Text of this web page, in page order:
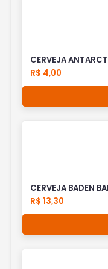
CERVEJA
R$ 4,00
CERVEJA BADEN
R$ 13,30